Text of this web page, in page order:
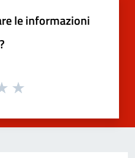
le informazioni